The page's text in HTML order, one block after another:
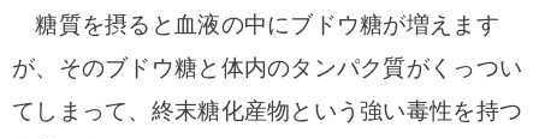
糖質を摂ると血液の中にブドウ糖が増えます
が、そのブドウ糖と体内のタンパク質がくっつい
てしまって、終末糖化産物という強い毒性を持つ